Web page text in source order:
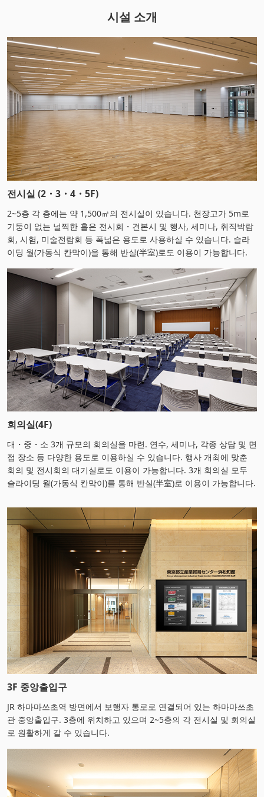
시설 소개
전시실 (2・3・4・5F)
2~5층 각 층에는 약 1,500㎡의 전시실이 있습니다. 천장고가 5m로
기둥이 없는 널찍한 홀은 전시회・견본시 및 행사, 세미나, 취직박람
회, 시험, 미술전람회 등 폭넓은 용도로 사용하실 수 있습니다. 슬라
이딩 월(가동식 칸막이)을 통해 반실(半室)로도 이용이 가능합니다.
회의실(4F)
대・중・소 3개 규모의 회의실을 마련. 연수, 세미나, 각종 상담 및 면
접 장소 등 다양한 용도로 이용하실 수 있습니다. 행사 개최에 맞춘
회의 및 전시회의 대기실로도 이용이 가능합니다. 3개 회의실 모두
슬라이딩 월(가동식 칸막이)를 통해 반실(半室)로 이용이 가능합니다.
3F 중앙출입구
JR 하마마쓰초역 방면에서 보행자 통로로 연결되어 있는 하마마쓰초
관 중앙출입구. 3층에 위치하고 있으며 2~5층의 각 전시실 및 회의실
로 원활하게 갈 수 있습니다.